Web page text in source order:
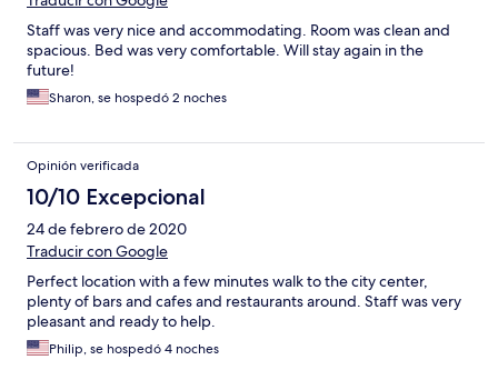
Staff was very nice and accommodating. Room was clean and
spacious. Bed was very comfortable. Will stay again in the
future!
Sharon, se hospedó 2 noches
Opinión verificada
10/10 Excepcional
24 de febrero de 2020
Traducir con Google
Perfect location with a few minutes walk to the city center,
plenty of bars and cafes and restaurants around. Staff was very
pleasant and ready to help.
Philip, se hospedó 4 noches